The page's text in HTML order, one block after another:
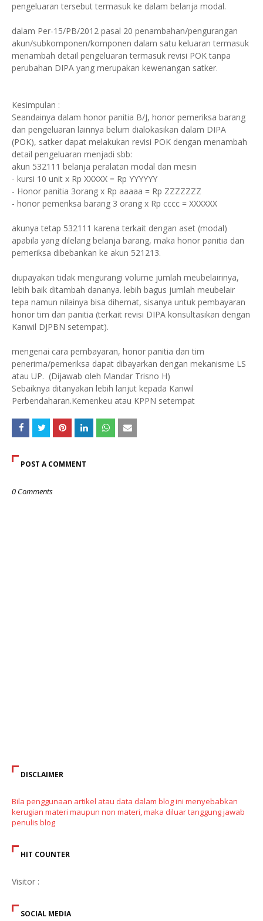
pengeluaran tersebut termasuk ke dalam belanja modal.
dalam Per-15/PB/2012 pasal 20 penambahan/pengurangan
akun/subkomponen/komponen dalam satu keluaran termasuk
menambah detail pengeluaran termasuk revisi POK tanpa
perubahan DIPA yang merupakan kewenangan satker.
Kesimpulan :
Seandainya dalam honor panitia B/J, honor pemeriksa barang
dan pengeluaran lainnya belum dialokasikan dalam DIPA
(POK), satker dapat melakukan revisi POK dengan menambah
detail pengeluaran menjadi sbb:
akun 532111 belanja peralatan modal dan mesin
- kursi 10 unit x Rp XXXXX = Rp YYYYYY
- Honor panitia 3orang x Rp aaaaa = Rp ZZZZZZZ
- honor pemeriksa barang 3 orang x Rp cccc = XXXXXX
akunya tetap 532111 karena terkait dengan aset (modal)
apabila yang dilelang belanja barang, maka honor panitia dan
pemeriksa dibebankan ke akun 521213.
diupayakan tidak mengurangi volume jumlah meubelairinya,
lebih baik ditambah dananya. lebih bagus jumlah meubelair
tepa namun nilainya bisa dihemat, sisanya untuk pembayaran
honor tim dan panitia (terkait revisi DIPA konsultasikan dengan
Kanwil DJPBN setempat).
mengenai cara pembayaran, honor panitia dan tim
penerima/pemeriksa dapat dibayarkan dengan mekanisme LS
atau UP. (Dijawab oleh Mandar Trisno H)
Sebaiknya ditanyakan lebih lanjut kepada Kanwil
Perbendaharan.Kemenkeu atau KPPN setempat
POST A COMMENT
0 Comments
DISCLAIMER
Bila penggunaan artikel atau data dalam blog ini menyebabkan
kerugian materi maupun non materi, maka diluar tanggung jawab
penulis blog
HIT COUNTER
Visitor :
SOCIAL MEDIA